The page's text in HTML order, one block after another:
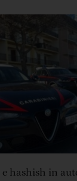
hashish in